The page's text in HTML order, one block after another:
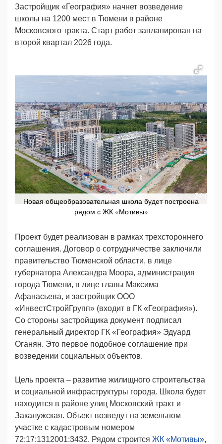
Застройщик «География» начнет возведение
школы на 1200 мест в Тюмени в районе
Московского тракта. Старт работ запланирован на
второй квартал 2026 года.
Новая общеобразовательная школа будет построена
рядом с ЖК «Мотивы»
Проект будет реализован в рамках трехстороннего
соглашения. Договор о сотрудничестве заключили
правительство Тюменской области, в лице
губернатора Александра Моора, администрация
города Тюмени, в лице главы Максима
Афанасьева, и застройщик ООО
«ИнвестСтройГрупп» (входит в ГК «География»).
Со стороны застройщика документ подписал
генеральный директор ГК «География» Эдуард
Оганян. Это первое подобное соглашение при
возведении социальных объектов.
Цель проекта – развитие жилищного строительства
и социальной инфраструктуры города. Школа будет
находится в районе улиц Московский тракт и
Закалужская. Объект возведут на земельном
участке с кадастровым номером
72:17:1312001:3432. Рядом строится ЖК «Мотивы»,